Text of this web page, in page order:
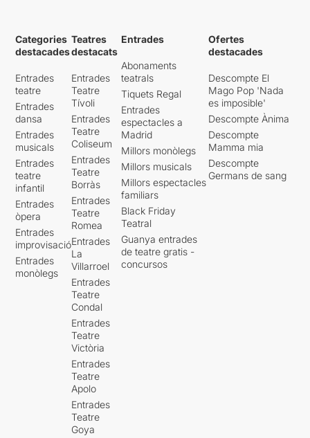
Categories
destacades
Entrades
teatre
Entrades
dansa
Entrades
musicals
Entrades
teatre
infantil
Entrades
òpera
Entrades
improvisació
Entrades
monòlegs
Teatres
destacats
Entrades
Teatre
Tívoli
Entrades
Teatre
Coliseum
Entrades
Teatre
Borràs
Entrades
Teatre
Romea
Entrades
La
Villarroel
Entrades
Teatre
Condal
Entrades
Teatre
Victòria
Entrades
Teatre
Apolo
Entrades
Teatre
Goya
Entrades
Abonaments
teatrals
Tiquets Regal
Entrades
espectacles a
Madrid
Millors monòlegs
Millors musicals
Millors espectacles
familiars
Black Friday
Teatral
Guanya entrades
de teatre gratis -
concursos
Ofertes
destacades
Descompte El
Mago Pop 'Nada
es imposible'
Descompte Ànima
Descompte
Mamma mia
Descompte
Germans de sang